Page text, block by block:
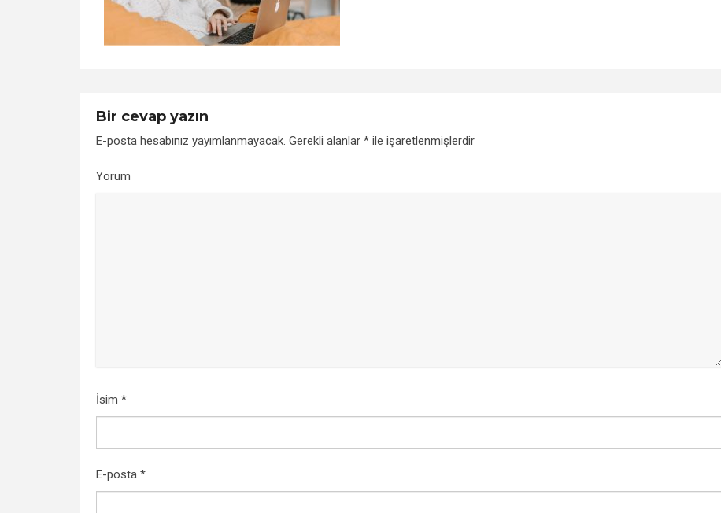
Bir cevap yazın
E-posta hesabınız yayımlanmayacak. Gerekli alanlar * ile işaretlenmişlerdir
Yorum
İsim *
E-posta *